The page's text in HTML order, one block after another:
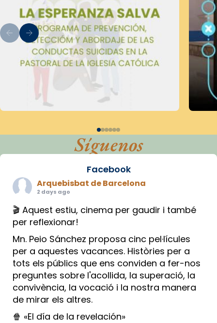
Síguenos
Facebook
Arquebisbat de Barcelona
2 days ago
🎬 Aquest estiu, cinema per gaudir i també
per reflexionar!
Mn. Peio Sánchez proposa cinc pel·lícules
per a aquestes vacances. Històries per a
tots els públics que ens conviden a fer-nos
preguntes sobre l'acollida, la superació, la
convivència, la vocació i la nostra manera
de mirar els altres.
🍿 «El día de la revelación»